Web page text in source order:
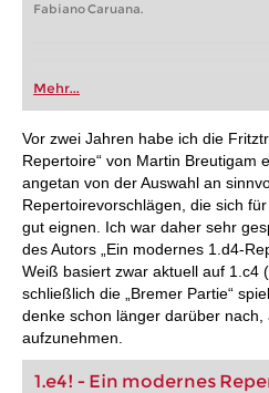
Fabiano Caruana.
Mehr...
Vor zwei Jahren habe ich die
Repertoire“ von Martin Breutigam
angetan von der Auswahl an
Repertoirevorschlägen, die sich
gut eignen. Ich war daher sehr
des Autors „Ein modernes 1.d4-
Weiß basiert zwar aktuell auf 1.c4
schließlich die „Bremer Partie“
denke schon länger darüber
aufzunehmen.
1.e4! - Ein modernes